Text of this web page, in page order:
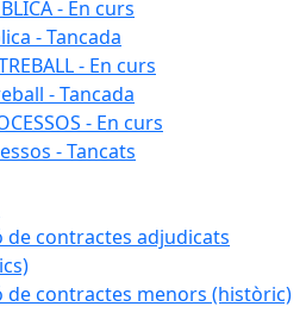
- En curs
- Tancada
- En curs
- Tancada
- En curs
- Tancats
de contractes adjudicats
de contractes menors (històric)